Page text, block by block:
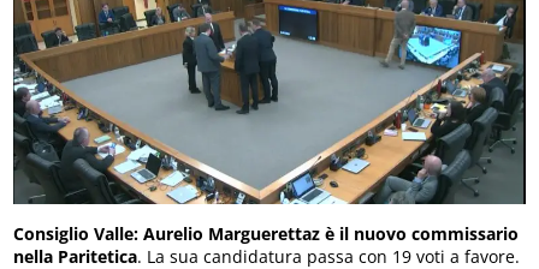
Consiglio Valle: Aurelio Marguerettaz è il nuovo commissario
nella Paritetica. La sua candidatura passa con 19 voti a favore.